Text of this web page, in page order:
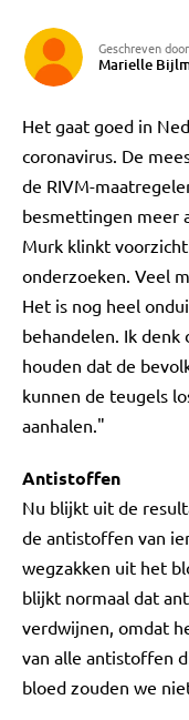
Geschreven door
Marielle
Het gaat goed in
coronavirus. De
de RIVM-
besmettingen meer
Murk klinkt
onderzoeken. Veel
Het is nog heel
behandelen. Ik
houden dat de
kunnen de teugels
aanhalen."
Antistoffen
Nu blijkt uit de
de antistoffen van
wegzakken uit het
blijkt normaal dat
verdwijnen, omdat
van alle antistoffen
bloed zouden we